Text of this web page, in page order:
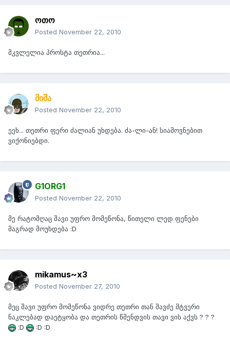
ოთო
Posted November 22, 2010
მკვლელია პროსტა თეთრია...
მიშა
Posted November 22, 2010
ეეხ... თეთრი ფერი ძალიან უხდება. ძა-ლი-ან! სიამოვნებით
ვიქონიებდი.
G1ORG1
Posted November 22, 2010
მე რატომღაც შავი უფრო მომეწონა, წითელი ლედ ფენები
მაგრად მოუხდება :D
mikamus~x3
Posted November 27, 2010
მეც შავი უფრო მომეწონა ვიდრე თეთრი თან შავძე მტვერი
ნაკლებად დაეტყობა და თეთრის წმენდვის თავი ვის აქვს ? ? ?
:D
:D :D